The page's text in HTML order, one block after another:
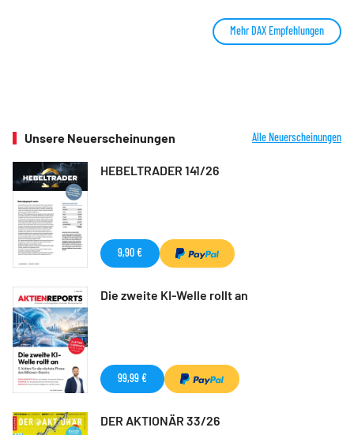
Mehr DAX Empfehlungen
Unsere Neuerscheinungen Alle Neuerscheinungen
HEBELTRADER 141/26
9,90 €
Die zweite KI-Welle rollt an
99,99 €
DER AKTIONÄR 33/26